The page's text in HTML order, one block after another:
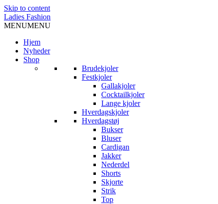
Skip to content
Ladies Fashion
MENUMENU
Hjem
Nyheder
Shop
Brudekjoler
Festkjoler
Gallakjoler
Cocktailkjoler
Lange kjoler
Hverdagskjoler
Hverdagstøj
Bukser
Bluser
Cardigan
Jakker
Nederdel
Shorts
Skjorte
Strik
Top